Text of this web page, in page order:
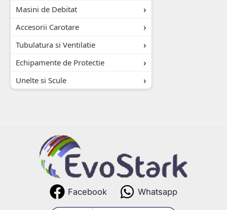
Masini de Debitat
Accesorii Carotare
Tubulatura si Ventilatie
Echipamente de Protectie
Unelte si Scule
Facebook Whatsapp